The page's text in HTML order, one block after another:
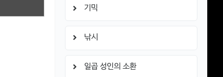
기믹
낚시
일곱 성인의 소환